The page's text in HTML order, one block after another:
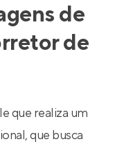
de
de
que realiza um
que busca